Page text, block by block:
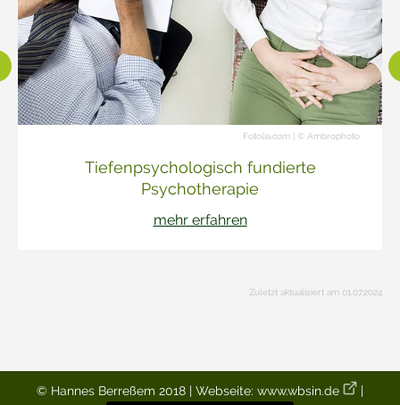
Fotolia.com | © Ambrophoto
Tiefenpsychologisch fundierte
Psychotherapie
mehr erfahren
Zuletzt aktualisiert am 01.07.2024
© Hannes Berreßem 2018 | Webseite: www.wbsin.de |